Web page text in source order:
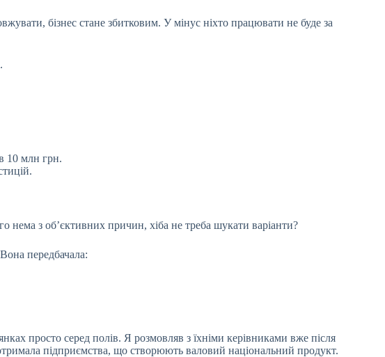
бізнес стане збитковим. У мінус ніхто працювати не буде за
10 млн грн.
нема з об’єктивних причин, хіба не треба шукати варіанти?
передбачала:
просто серед полів. Я розмовляв з їхніми керівниками вже після
підприємства, що створюють валовий національний продукт.